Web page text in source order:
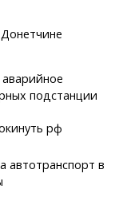
подстанции
рф
автотранспорт в